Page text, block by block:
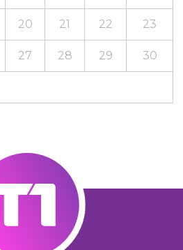
20 21 22 23
27 28 29 30